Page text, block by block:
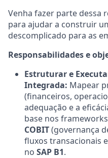
Venha fazer parte dessa
para ajudar a construir
descomplicado para as
Responsabilidades e
Estruturar e
Integrada: Mapear
(financeiros,
adequação e a
base nos frameworks
COBIT(governança
fluxos transacionais
no SAP B1.